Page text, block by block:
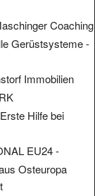
Coaching
Gerüstsysteme -
Immobilien
Hilfe bei
EU24 -
Osteuropa